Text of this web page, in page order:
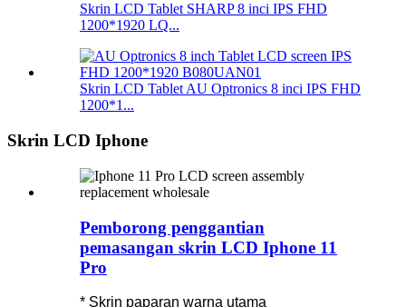
Skrin LCD Tablet SHARP 8 inci IPS FHD
1200*1920 LQ...
Skrin LCD Tablet AU Optronics 8 inci IPS FHD
1200*1...
Skrin LCD Iphone
Pemborong penggantian
pemasangan skrin LCD Iphone 11
Pro
* Skrin paparan warna utama